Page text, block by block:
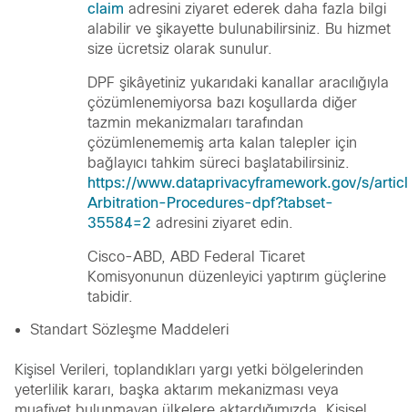
claim adresini ziyaret ederek daha fazla bilgi
alabilir ve şikayette bulunabilirsiniz. Bu hizmet
size ücretsiz olarak sunulur.
DPF şikâyetiniz yukarıdaki kanallar aracılığıyla
çözümlenemiyorsa bazı koşullarda diğer
tazmin mekanizmaları tarafından
çözümlenememiş arta kalan talepler için
bağlayıcı tahkim süreci başlatabilirsiniz.
https://www.dataprivacyframework.gov/s/
Arbitration-Procedures-dpf?tabset-
35584=2 adresini ziyaret edin.
Cisco-ABD, ABD Federal Ticaret
Komisyonunun düzenleyici yaptırım güçlerine
tabidir.
Standart Sözleşme Maddeleri
Kişisel Verileri, toplandıkları yargı yetki bölgelerinden
yeterlilik kararı, başka aktarım mekanizması veya